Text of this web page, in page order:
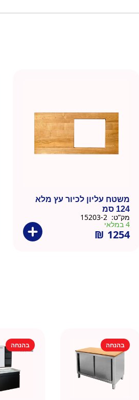
משטח עליון לכיור עץ מלא
124 סמ
מק”ט:
4 במלאי
₪ 1254
בהנחה בהנחה